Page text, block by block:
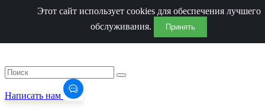
Написать нам
Этот сайт использует cookies для обеспечения лучшего
обслуживания.
Принять